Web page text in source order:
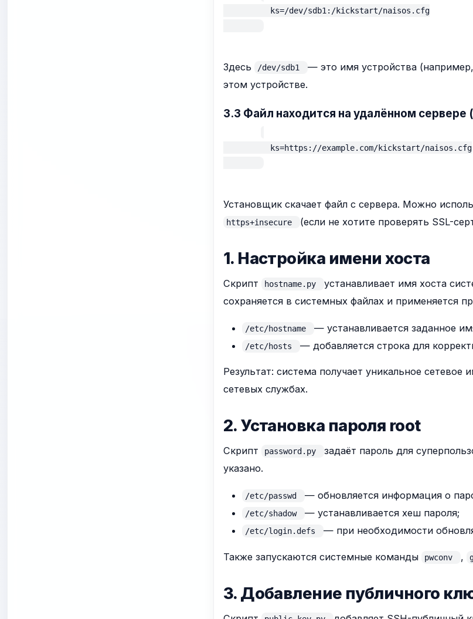
          ks=/dev/sdb1:/kickstart/naisos.cfg
Здесь /dev/sdb1 — это имя устройства
этом устройстве.
3.3 Файл находится на удалённом сервере
          ks=https://example.com/kickstart/naisos.cfg
Установщик скачает файл с сервера. Можно
https+insecure (если не хотите проверять SSL-
1. Настройка имени хоста
Скрипт hostname.py
устанавливает имя хоста
сохраняется в системных файлах и применяется
/etc/hostname — устанавливается заданное
/etc/hosts — добавляется строка для
Результат: система получает уникальное
сетевых службах.
2. Установка пароля root
Скрипт password.py задаёт пароль для
указано.
/etc/passwd — обновляется информация о
/etc/shadow — устанавливается хеш пароля;
/etc/login.defs — при необходимости
Также запускаются системные команды pwconv ,
3. Добавление публичного